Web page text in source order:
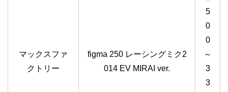
マックスファ
クトリー
figma 250 レーシングミク2
014 EV MIRAI ver.
5
0
0
～
3
3